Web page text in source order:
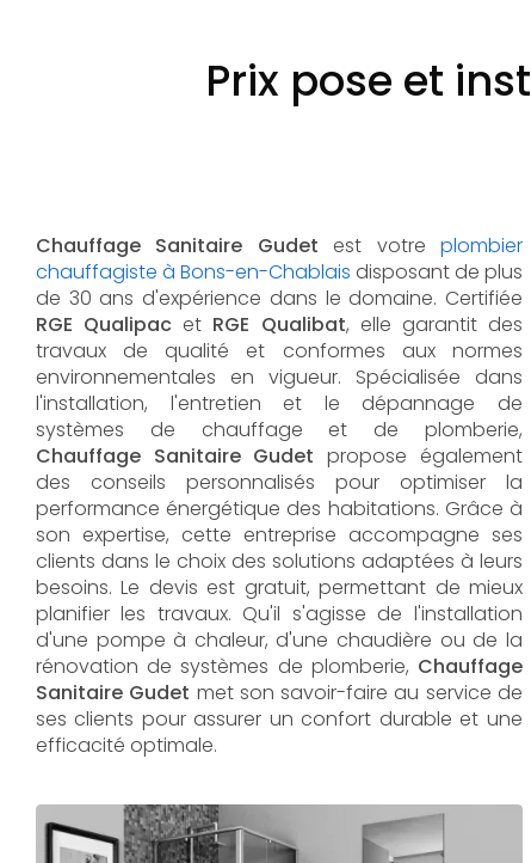
Prix pose et
Chauffage Sanitaire Gudet est votre plombier
chauffagiste à Bons-en-Chablais disposant de plus
de 30 ans d'expérience dans le domaine. Certifiée
RGE Qualipac et RGE Qualibat, elle garantit des
travaux de qualité et conformes aux normes
environnementales en vigueur. Spécialisée dans
l'installation, l'entretien et le dépannage de
systèmes de chauffage et de plomberie,
Chauffage Sanitaire Gudet propose également
des conseils personnalisés pour optimiser la
performance énergétique des habitations. Grâce à
son expertise, cette entreprise accompagne ses
clients dans le choix des solutions adaptées à leurs
besoins. Le devis est gratuit, permettant de mieux
planifier les travaux. Qu'il s'agisse de l'installation
d'une pompe à chaleur, d'une chaudière ou de la
rénovation de systèmes de plomberie, Chauffage
Sanitaire Gudet met son savoir-faire au service de
ses clients pour assurer un confort durable et une
efficacité optimale.